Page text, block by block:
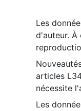
Les
d'auteur. À
articles
nécessite
Les